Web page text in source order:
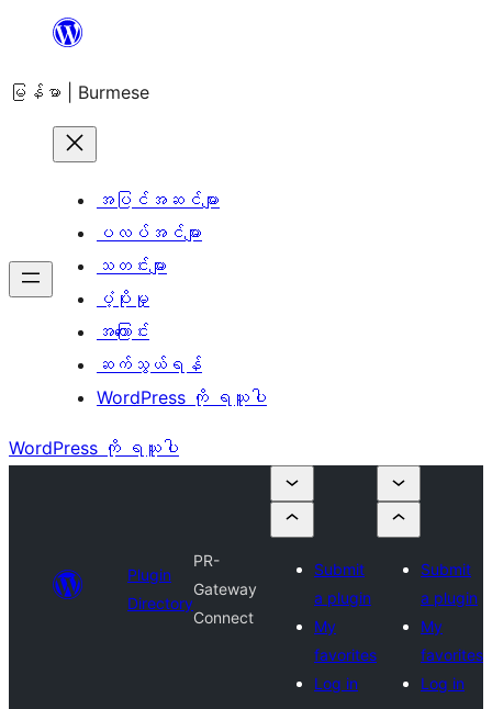
အကြောင်းအရာ
ကျော်သွား
မြန်မာ | Burmese
အပြင်အဆင်များ
ပလပ်အင်များ
သတင်းများ
ပံ့ပိုးမှု
အကြောင်း
ဆက်သွယ်ရန်
WordPress ကို ရယူပါ
WordPress ကို ရယူပါ
Plugin
Directory
PR-
Gateway
Connect
Submit
a plugin
My
favorites
Log in
Submit
a plugin
My
favorites
Log in